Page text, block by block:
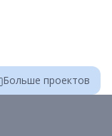
Больше проектов